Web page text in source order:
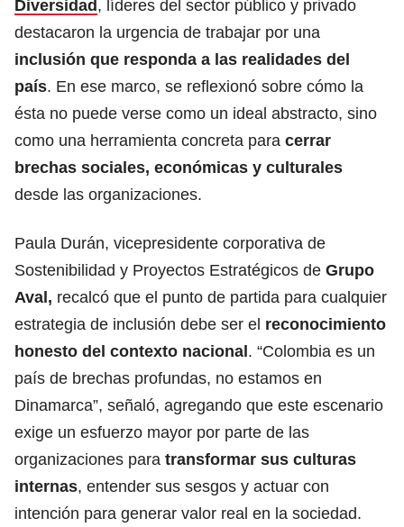
Diversidad, líderes del sector público y privado
destacaron la urgencia de trabajar por una
inclusión que responda a las realidades del
país. En ese marco, se reflexionó sobre cómo la
ésta no puede verse como un ideal abstracto, sino
como una herramienta concreta para cerrar
brechas sociales, económicas y culturales
desde las organizaciones.
Paula Durán, vicepresidente corporativa de
Sostenibilidad y Proyectos Estratégicos de Grupo
Aval, recalcó que el punto de partida para cualquier
estrategia de inclusión debe ser el reconocimiento
honesto del contexto nacional. “Colombia es un
país de brechas profundas, no estamos en
Dinamarca”, señaló, agregando que este escenario
exige un esfuerzo mayor por parte de las
organizaciones para transformar sus culturas
internas, entender sus sesgos y actuar con
intención para generar valor real en la sociedad.